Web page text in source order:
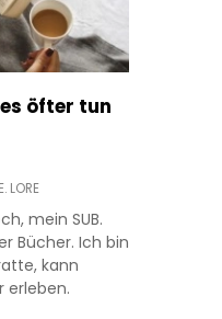
öfter tun
LORE
mein SUB.
Bücher. Ich bin
kann
erleben.